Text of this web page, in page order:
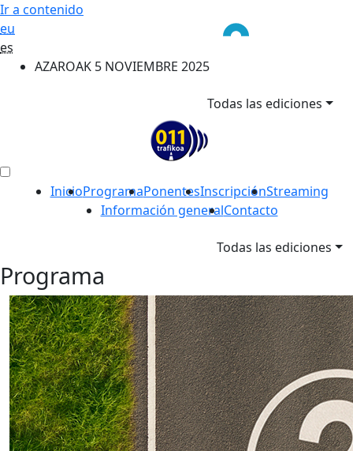
Ir a contenido
eu
es
AZAROAK 5 NOVIEMBRE 2025
Todas las ediciones
InicioProgramaPonentesInscripciónStreaming
Información generalContacto
Todas las ediciones
Programa